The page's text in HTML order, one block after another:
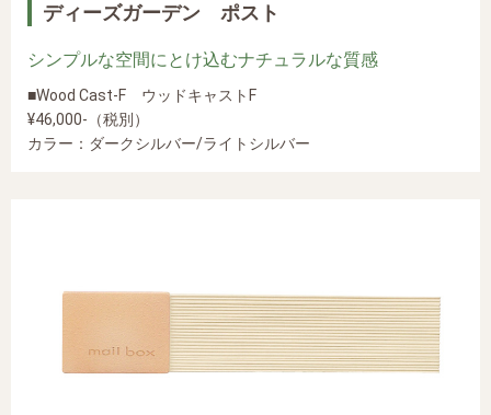
ディーズガーデン ポスト
シンプルな空間にとけ込むナチュラルな質感
■Wood Cast-F ウッドキャストF
¥46,000-（税別）
カラー：ダークシルバー/ライトシルバー